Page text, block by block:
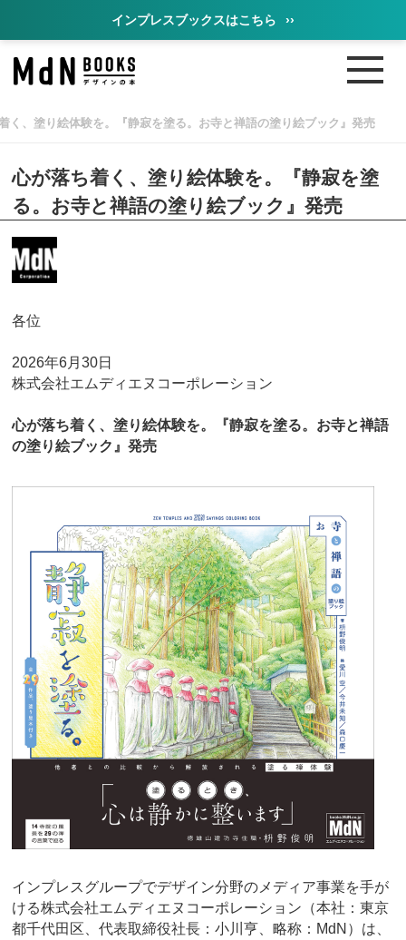
インプレスブックスはこちら ››
く、塗り絵体験を。『静寂を塗る。お寺と禅語の塗り絵ブック』発売
心が落ち着く、塗り絵体験を。『静寂を塗
る。お寺と禅語の塗り絵ブック』発売
各位
2026年6月30日
株式会社エムディエヌコーポレーション
心が落ち着く、塗り絵体験を。『静寂を塗る。お寺と禅語
の塗り絵ブック』発売
インプレスグループでデザイン分野のメディア事業を手が
ける株式会社エムディエヌコーポレーション（本社：東京
都千代田区、代表取締役社長：小川亨、略称：MdN）は、